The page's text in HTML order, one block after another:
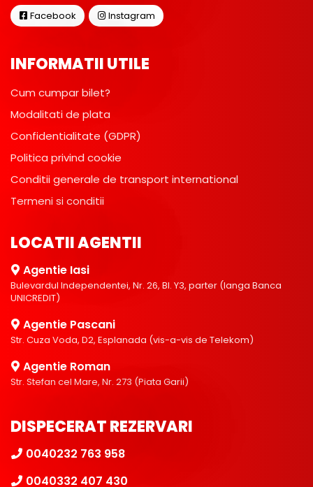
Facebook Instagram
INFORMATII UTILE
Cum cumpar bilet?
Modalitati de plata
Confidentialitate (GDPR)
Politica privind cookie
Conditii generale de transport international
Termeni si conditii
LOCATII AGENTII
Agentie Iasi
Bulevardul Independentei, Nr. 26, Bl. Y3, parter (langa Banca
UNICREDIT)
Agentie Pascani
Str. Cuza Voda, D2, Esplanada (vis-a-vis de Telekom)
Agentie Roman
Str. Stefan cel Mare, Nr. 273 (Piata Garii)
DISPECERAT REZERVARI
0040232 763 958
0040332 407 430